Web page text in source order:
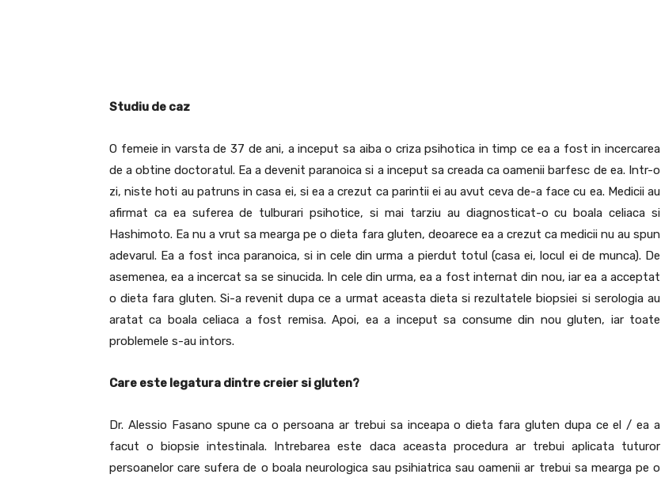
Studiu de caz
O femeie in varsta de 37 de ani, a inceput sa aiba o criza psihotica in timp ce ea a fost in incercarea
de a obtine doctoratul. Ea a devenit paranoica si a inceput sa creada ca oamenii barfesc de ea. Intr-o
zi, niste hoti au patruns in casa ei, si ea a crezut ca parintii ei au avut ceva de-a face cu ea. Medicii au
afirmat ca ea suferea de tulburari psihotice, si mai tarziu au diagnosticat-o cu boala celiaca si
Hashimoto. Ea nu a vrut sa mearga pe o dieta fara gluten, deoarece ea a crezut ca medicii nu au spun
adevarul. Ea a fost inca paranoica, si in cele din urma a pierdut totul (casa ei, locul ei de munca). De
asemenea, ea a incercat sa se sinucida. In cele din urma, ea a fost internat din nou, iar ea a acceptat
o dieta fara gluten. Si-a revenit dupa ce a urmat aceasta dieta si rezultatele biopsiei si serologia au
aratat ca boala celiaca a fost remisa. Apoi, ea a inceput sa consume din nou gluten, iar toate
problemele s-au intors.
Care este legatura dintre creier si gluten?
Dr. Alessio Fasano spune ca o persoana ar trebui sa inceapa o dieta fara gluten dupa ce el / ea a
facut o biopsie intestinala. Intrebarea este daca aceasta procedura ar trebui aplicata tuturor
persoanelor care sufera de o boala neurologica sau psihiatrica sau oamenii ar trebui sa mearga pe o